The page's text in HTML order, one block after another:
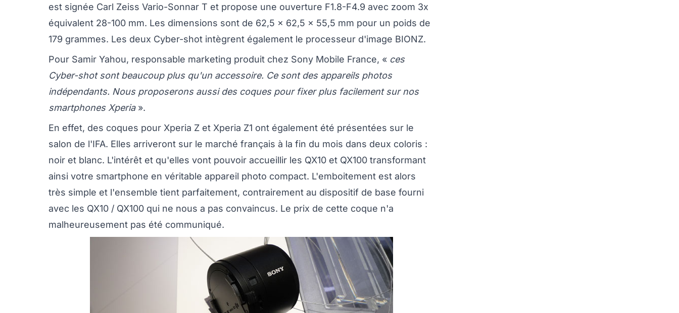
est signée Carl Zeiss Vario-Sonnar T et propose une ouverture F1.8-F4.9 avec zoom 3x
équivalent 28-100 mm. Les dimensions sont de 62,5 x 62,5 x 55,5 mm pour un poids de
179 grammes. Les deux Cyber-shot intègrent également le processeur d'image BIONZ.
Pour Samir Yahou, responsable marketing produit chez Sony Mobile France, « ces
Cyber-shot sont beaucoup plus qu'un accessoire. Ce sont des appareils photos
indépendants. Nous proposerons aussi des coques pour fixer plus facilement sur nos
smartphones Xperia».
En effet, des coques pour Xperia Z et Xperia Z1 ont également été présentées sur le
salon de l'IFA. Elles arriveront sur le marché français à la fin du mois dans deux coloris :
noir et blanc. L'intérêt et qu'elles vont pouvoir accueillir les QX10 et QX100 transformant
ainsi votre smartphone en véritable appareil photo compact. L'emboitement est alors
très simple et l'ensemble tient parfaitement, contrairement au dispositif de base fourni
avec les QX10 / QX100 qui ne nous a pas convaincus. Le prix de cette coque n'a
malheureusement pas été communiqué.